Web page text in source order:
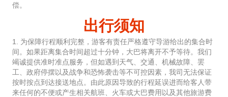
偿。
出行须知
1. 为保障行程顺利完整，游客有责任严格遵守导游给出的集合时
间。如果距离集合时间超过十分钟，大巴将离开不予等待。我们
竭诚提供准时准点服务，但如遇到天气、交通、机械故障、罢
工、政府停摆以及战争和恐怖袭击等不可控因素，我司无法保证
按时按点到达接送地点。由此原因导致的行程延误进而给客人带
来任何的不便或产生相关航班、火车或大巴费用以及其他旅游费